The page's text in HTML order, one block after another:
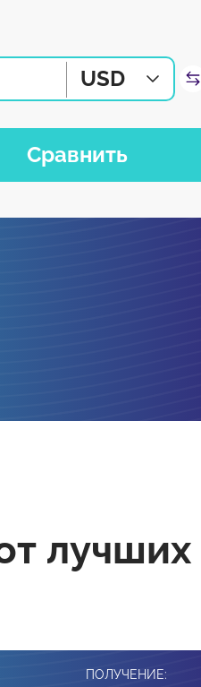
USD
Сравнить
лучших
ПОЛУЧЕНИЕ: